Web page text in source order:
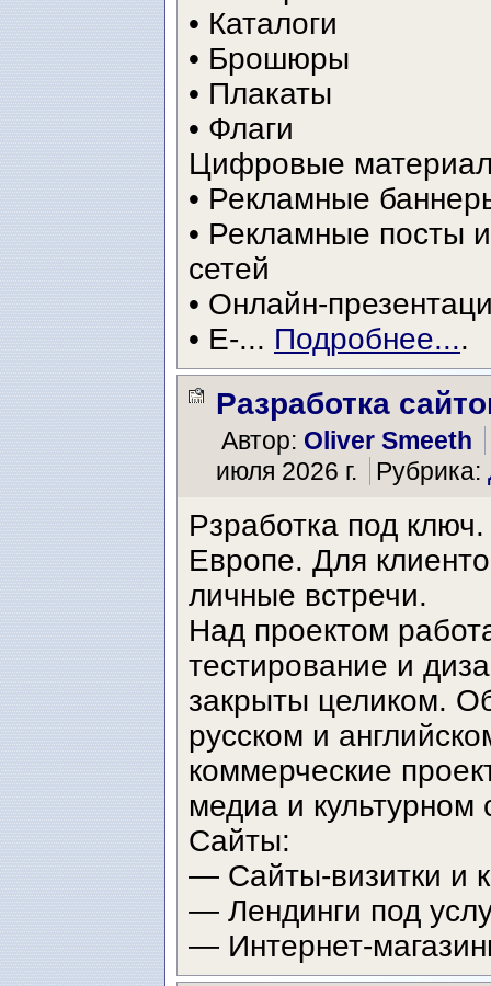
• Каталоги
• Брошюры
• Плакаты
• Флаги
Цифровые
• Рекламные
• Рекламные посты
сетей
• Онлайн-
• E-... Подробнее....
Разработка
Автор: Oliver Smeeth
июля 2026 г.
Рубрика:
Рзработка под
Европе. Для
личные встречи.
Над проектом
тестирование и
закрыты целиком.
русском и
коммерческие
медиа и культурном
Сайты:
— Сайты-визитки и
— Лендинги под
— Интернет-